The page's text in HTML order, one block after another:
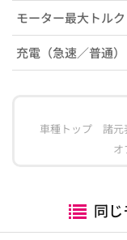
モーター最大トルク
充電（急速／普通）
車種トップ
諸元
オ
同